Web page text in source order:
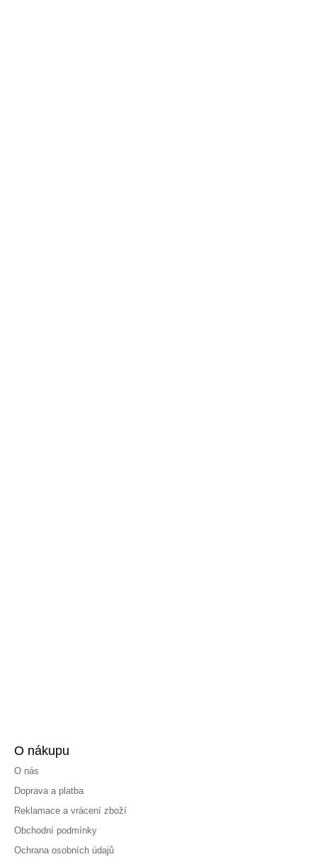
O nákupu
O nás
Doprava a platba
Reklamace a vrácení zboží
Obchodní podmínky
Ochrana osobních údajů